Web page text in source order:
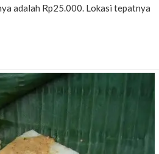
adalah Rp25.000. Lokasi tepatnya